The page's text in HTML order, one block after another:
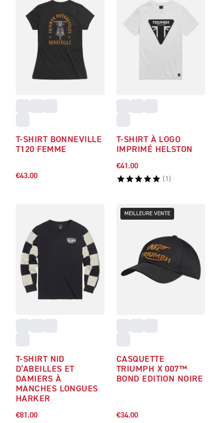
T-SHIRT BONNEVILLE
T120 FEMME
€43.00
T-SHIRT À LOGO
IMPRIMÉ HELSTON
€41.00
( 1 )
T-SHIRT NID
D’ABEILLES ET
DAMIERS À
MANCHES LONGUES
HARKER
€81.00
MEILLEURE VENTE
CASQUETTE
TRIUMPH X 007™
BOND EDITION NOIRE
€34.00